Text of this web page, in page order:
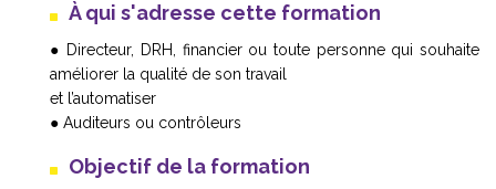
À qui s'adresse cette formation
● Directeur, DRH, financier ou toute personne qui souhaite
améliorer la qualité de son travail
et l’automatiser
● Auditeurs ou contrôleurs
Objectif de la formation